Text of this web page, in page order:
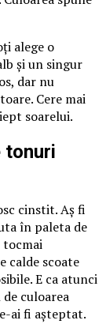
alege o
și un singur
dar nu
Cere mai
soarelui.
tonuri
cinstit. Aș fi
în paleta de
tocmai
calde scoate
E ca atunci
culoarea
ai fi așteptat.